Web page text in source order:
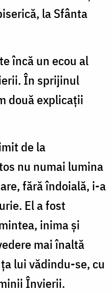
la Sfânta
încă un ecou al
În sprijinul
două explicaţii
de la
nu numai lumina
fără îndoială, i-a
El a fost
inima şi
mai înaltă
lui vădindu-se, cu
Învierii.